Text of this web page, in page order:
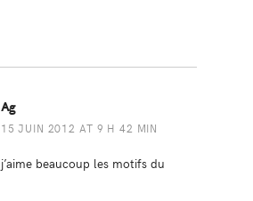
Ag
15 JUIN 2012 AT 9 H 42 MIN
j’aime beaucoup les motifs du